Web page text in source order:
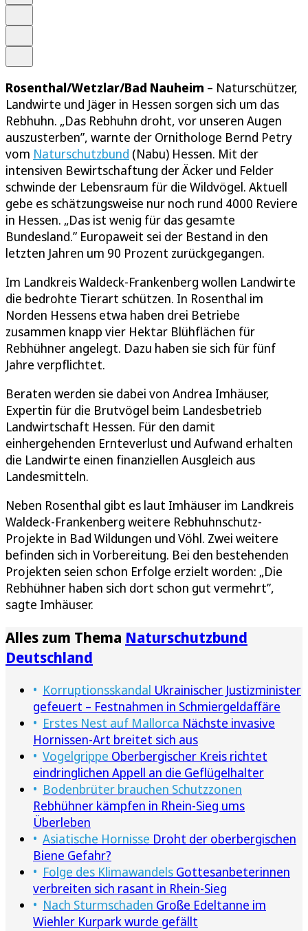
Rosenthal/Wetzlar/Bad Nauheim – Naturschützer,
Landwirte und Jäger in Hessen sorgen sich um das
Rebhuhn. „Das Rebhuhn droht, vor unseren Augen
auszusterben”, warnte der Ornithologe Bernd Petry
vom Naturschutzbund (Nabu) Hessen. Mit der
intensiven Bewirtschaftung der Äcker und Felder
schwinde der Lebensraum für die Wildvögel. Aktuell
gebe es schätzungsweise nur noch rund 4000 Reviere
in Hessen. „Das ist wenig für das gesamte
Bundesland.” Europaweit sei der Bestand in den
letzten Jahren um 90 Prozent zurückgegangen.
Im Landkreis Waldeck-Frankenberg wollen Landwirte
die bedrohte Tierart schützen. In Rosenthal im
Norden Hessens etwa haben drei Betriebe
zusammen knapp vier Hektar Blühflächen für
Rebhühner angelegt. Dazu haben sie sich für fünf
Jahre verpflichtet.
Beraten werden sie dabei von Andrea Imhäuser,
Expertin für die Brutvögel beim Landesbetrieb
Landwirtschaft Hessen. Für den damit
einhergehenden Ernteverlust und Aufwand erhalten
die Landwirte einen finanziellen Ausgleich aus
Landesmitteln.
Neben Rosenthal gibt es laut Imhäuser im Landkreis
Waldeck-Frankenberg weitere Rebhuhnschutz-
Projekte in Bad Wildungen und Vöhl. Zwei weitere
befinden sich in Vorbereitung. Bei den bestehenden
Projekten seien schon Erfolge erzielt worden: „Die
Rebhühner haben sich dort schon gut vermehrt”,
sagte Imhäuser.
Alles zum Thema Naturschutzbund
Deutschland
Korruptionsskandal Ukrainischer Justizminister
gefeuert – Festnahmen in Schmiergeldaffäre
Erstes Nest auf Mallorca Nächste invasive
Hornissen-Art breitet sich aus
Vogelgrippe Oberbergischer Kreis richtet
eindringlichen Appell an die Geflügelhalter
Bodenbrüter brauchen Schutzzonen
Rebhühner kämpfen in Rhein-Sieg ums
Überleben
Asiatische Hornisse Droht der oberbergischen
Biene Gefahr?
Folge des Klimawandels Gottesanbeterinnen
verbreiten sich rasant in Rhein-Sieg
Nach Sturmschaden Große Edeltanne im
Wiehler Kurpark wurde gefällt